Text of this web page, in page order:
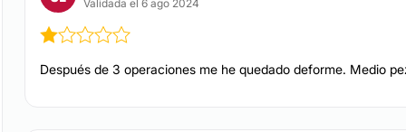
BLEFAROPLASTIA
Validada el 6 ago 2024
Después de 3 operaciones me he quedado deforme. Medio